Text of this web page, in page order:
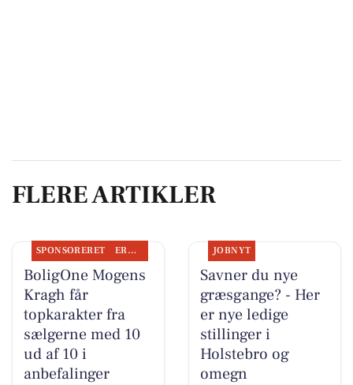
FLERE ARTIKLER
SPONSORERET ERHVERV
BoligOne Mogens
Kragh får
topkarakter fra
sælgerne med 10
ud af 10 i
anbefalinger
JOBNYT
Savner du nye
græsgange? - Her
er nye ledige
stillinger i
Holstebro og
omegn